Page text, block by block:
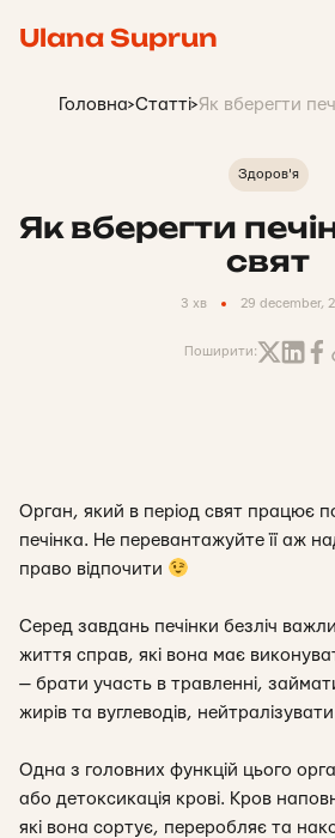
Ulana Suprun
Головна>Статті>Як вберегти
Здоров'я
Як вберегти
свят
3 хв 29 december,
Поширити:
Орган, який в період свят працює
печінка. Не перевантажуйте її аж
право відпочити
Серед завдань печінки безліч
життя справ, які вона має
— брати участь в травленні,
жирів та вуглеводів,
Одна з головних функцій цього
або детоксикація крові. Кров
які вона сортує, переробляє та